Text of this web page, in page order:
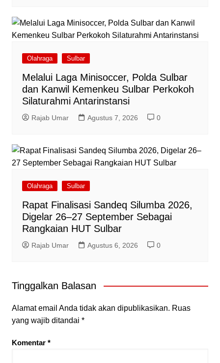
Olahraga Sulbar
Melalui Laga Minisoccer, Polda Sulbar
dan Kanwil Kemenkeu Sulbar Perkokoh
Silaturahmi Antarinstansi
Rajab Umar Agustus 7, 2026 0
Olahraga Sulbar
Rapat Finalisasi Sandeq Silumba 2026,
Digelar 26–27 September Sebagai
Rangkaian HUT Sulbar
Rajab Umar Agustus 6, 2026 0
Tinggalkan Balasan
Alamat email Anda tidak akan dipublikasikan. Ruas
yang wajib ditandai *
Komentar *